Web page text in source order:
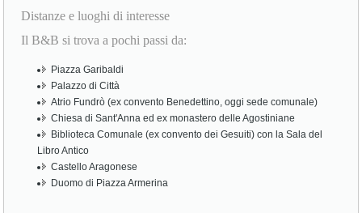
Distanze e luoghi di interesse
Il B&B si trova a pochi passi da:
Piazza Garibaldi
Palazzo di Città
Atrio Fundrò (ex convento Benedettino, oggi sede comunale)
Chiesa di Sant'Anna ed ex monastero delle Agostiniane
Biblioteca Comunale (ex convento dei Gesuiti) con la Sala del
Libro Antico
Castello Aragonese
Duomo di Piazza Armerina